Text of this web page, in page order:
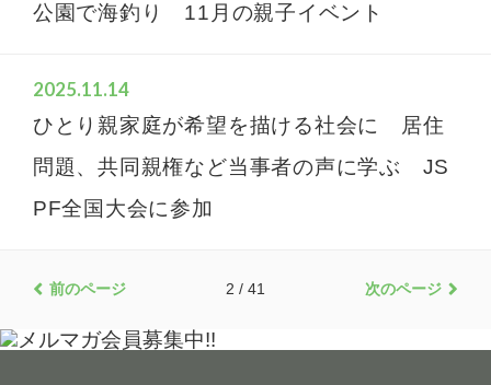
公園で海釣り 11月の親子イベント
2025.11.14
ひとり親家庭が希望を描ける社会に 居住
問題、共同親権など当事者の声に学ぶ JS
PF全国大会に参加
2 / 41
前のページ 次のページ